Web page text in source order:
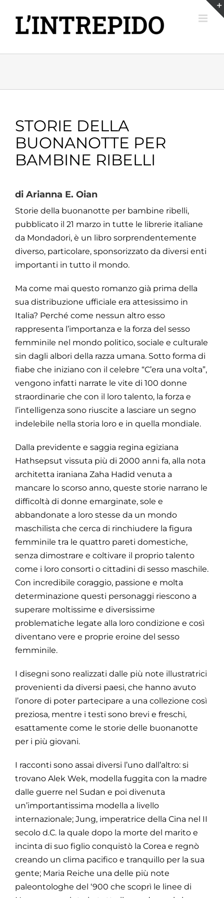
contenuto
STORIE DELLA
BUONANOTTE PER
BAMBINE RIBELLI
di Arianna E. Oian
Storie della buonanotte per bambine ribelli,
pubblicato il 21 marzo in tutte le librerie italiane
da Mondadori, è un libro sorprendentemente
diverso, particolare, sponsorizzato da diversi enti
importanti in tutto il mondo.
Ma come mai questo romanzo già prima della
sua distribuzione ufficiale era attesissimo in
Italia? Perché come nessun altro esso
rappresenta l’importanza e la forza del sesso
femminile nel mondo politico, sociale e culturale
sin dagli albori della razza umana. Sotto forma di
fiabe che iniziano con il celebre “C’era una volta”,
vengono infatti narrate le vite di 100 donne
straordinarie che con il loro talento, la forza e
l’intelligenza sono riuscite a lasciare un segno
indelebile nella storia loro e in quella mondiale.
Dalla previdente e saggia regina egiziana
Hathsepsut vissuta più di 2000 anni fa, alla nota
architetta iraniana Zaha Hadid venuta a
mancare lo scorso anno, queste storie narrano le
difficoltà di donne emarginate, sole e
abbandonate a loro stesse da un mondo
maschilista che cerca di rinchiudere la figura
femminile tra le quattro pareti domestiche,
senza dimostrare e coltivare il proprio talento
come i loro consorti o cittadini di sesso maschile.
Con incredibile coraggio, passione e molta
determinazione questi personaggi riescono a
superare moltissime e diversissime
problematiche legate alla loro condizione e così
diventano vere e proprie eroine del sesso
femminile.
I disegni sono realizzati dalle più note illustratrici
provenienti da diversi paesi, che hanno avuto
l’onore di poter partecipare a una collezione così
preziosa, mentre i testi sono brevi e freschi,
esattamente come le storie delle buonanotte
per i più giovani.
I racconti sono assai diversi l’uno dall’altro: si
trovano Alek Wek, modella fuggita con la madre
dalle guerre nel Sudan e poi divenuta
un’importantissima modella a livello
internazionale; Jung, imperatrice della Cina nel II
secolo d.C. la quale dopo la morte del marito e
incinta di suo figlio conquistò la Corea e regnò
creando un clima pacifico e tranquillo per la sua
gente; Maria Reiche una delle più note
paleontologhe del ‘900 che scoprì le linee di